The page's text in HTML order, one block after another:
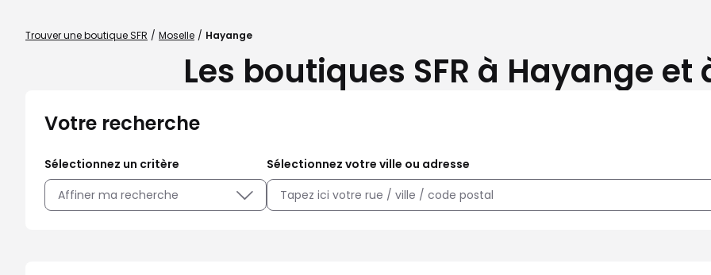
Trouver une boutique SFR Moselle Hayange
Les boutiques SFR à Hayange
Votre recherche
Sélectionnez un critère
Affiner ma recherche
Sélectionnez votre ville ou adresse